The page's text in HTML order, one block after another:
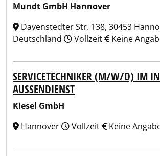
Mundt GmbH Hannover
Davenstedter Str. 138, 30453
Deutschland
Vollzeit Keine
SERVICETECHNIKER (M/W/D) IM
AUSSENDIENST
Kiesel GmbH
Hannover
Vollzeit Keine